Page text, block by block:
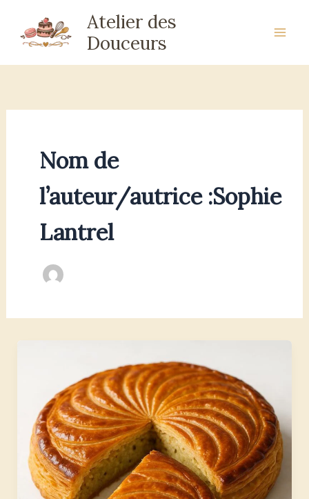
contenu
Atelier des
Douceurs
Nom de
l’auteur/autrice :Sophie
Lantrel